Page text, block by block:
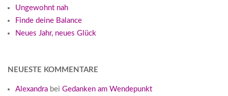
Ungewohnt nah
Finde deine Balance
Neues Jahr, neues Glück
NEUESTE KOMMENTARE
Alexandra bei Gedanken am Wendepunkt